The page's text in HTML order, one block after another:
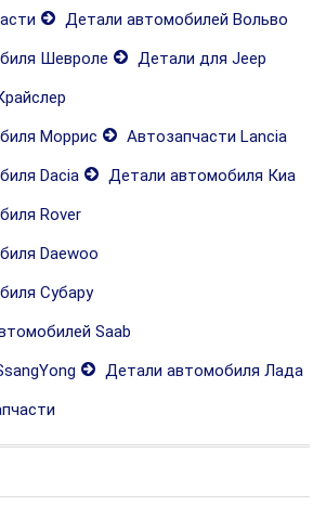
Детали автомобилей Вольво
Шевроле
Детали для Jeep
Моррис
Автозапчасти Lancia
Dacia
Детали автомобиля Киа
Rover
Daewoo
Субару
Saab
Детали автомобиля Лада